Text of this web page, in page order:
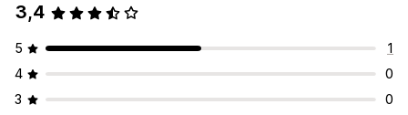
3,4
5
1
4
0
3
0